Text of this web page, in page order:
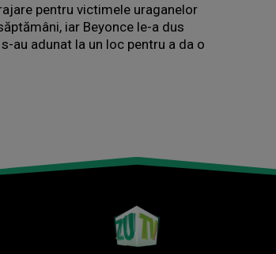
pentru victimele uraganelor
iar Beyonce le-a dus
au adunat la un loc pentru a da o